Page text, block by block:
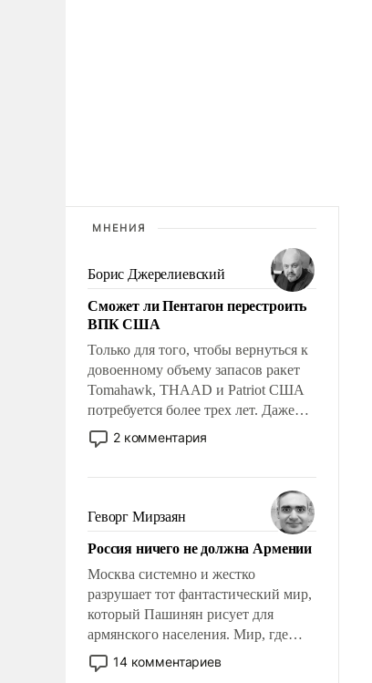
МНЕНИЯ
Борис Джерелиевский
Сможет ли Пентагон перестроить
ВПК США
Только для того, чтобы вернуться к
довоенному объему запасов ракет
Tomahawk, THAAD и Patriot США
потребуется более трех лет. Даже
небольшая война с Ираном
опустошила американские
уязвимости США, например, перед
Китаем.
2 комментария
Геворг Мирзаян
Россия ничего не должна Армении
Москва системно и жестко
разрушает тот фантастический мир,
который Пашинян рисует для
армянского населения. Мир, где
этому населению все должны
просто по определению, где его
14 комментариев